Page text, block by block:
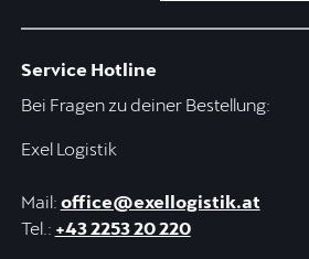
Service Hotline
Bei Fragen zu deiner Bestellung:
Exel Logistik
Mail: office@exellogistik.at
Tel.: +43 2253 20 220